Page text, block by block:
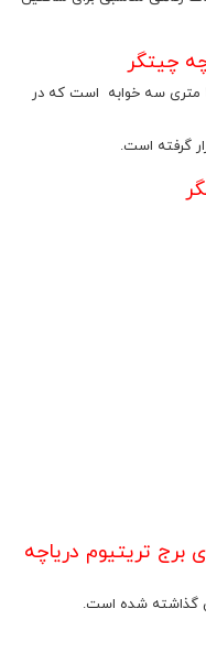
چیتگر
های برج تریتیوم شامل متراژ 150 تا 155 متری سه خوابه است که در
واحد 150 متری برج تریتیوم دریاچه